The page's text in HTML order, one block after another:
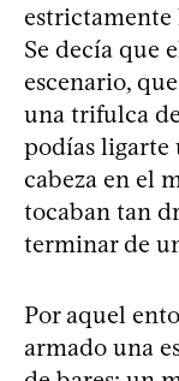
estrictamente
Se decía que
escenario,
una trifulca
podías ligarte
cabeza en el
tocaban tan
terminar de
Por aquel
armado una